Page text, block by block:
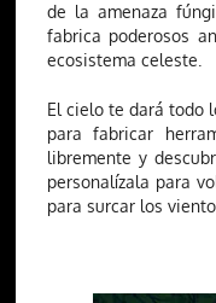
de la amenaza
fabrica poderosos
ecosistema celeste.
El cielo te dará todo
para fabricar
libremente y
personalízala para
para surcar los